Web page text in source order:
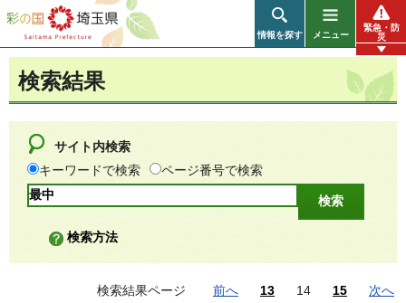
彩の国 埼玉県
情報を探す メニュー
緊急・防
災
検索結果
サイト内検索
キーワードで検索
ページ番号で検索
検索方法
検索結果ページ 前へ 13 14 15 次へ